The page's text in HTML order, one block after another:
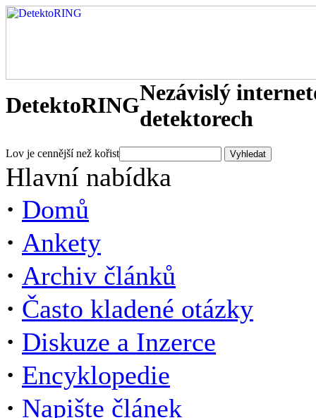
DetektoRINGNezávislý
detektorech
Lov je cennější než kořist
Hlavní nabídka
· Domů
· Ankety
· Archiv článků
· Často kladené otázky
· Diskuze a Inzerce
· Encyklopedie
· Napište článek